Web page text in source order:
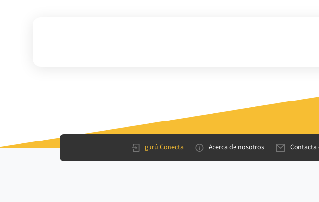
gurú Conecta Acerca de nosotros Contacta